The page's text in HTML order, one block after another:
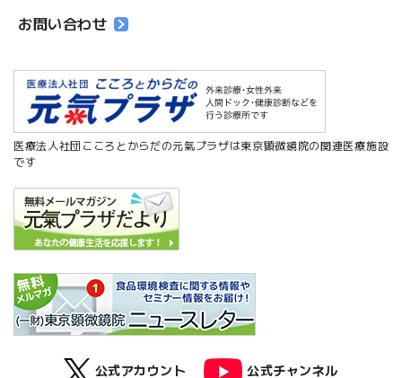
お問い合わせ
医療法人社団こころとからだの元氣プラザは東京顕微鏡院の関連医療施設
です
公式アカウント 公式チャンネル